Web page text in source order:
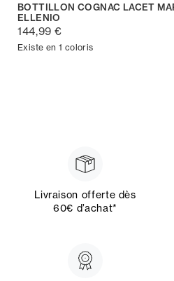
BOTTILLON COGNAC LACET
ELLENIO
144,99 €
Existe en 1 coloris
Livraison offerte dès
60€ d’achat*